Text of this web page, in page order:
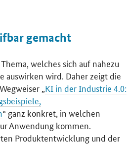
gemacht
welches sich auf nahezu
auswirken wird. Daher zeigt die
„KI in der Industrie 4.0:
“ ganz konkret, in welchen
Anwendung kommen.
Produktentwicklung und der